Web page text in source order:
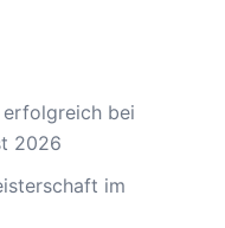
erfolgreich bei
2026
im